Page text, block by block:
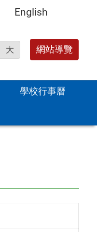
English
大 網站導覽
學校行事曆